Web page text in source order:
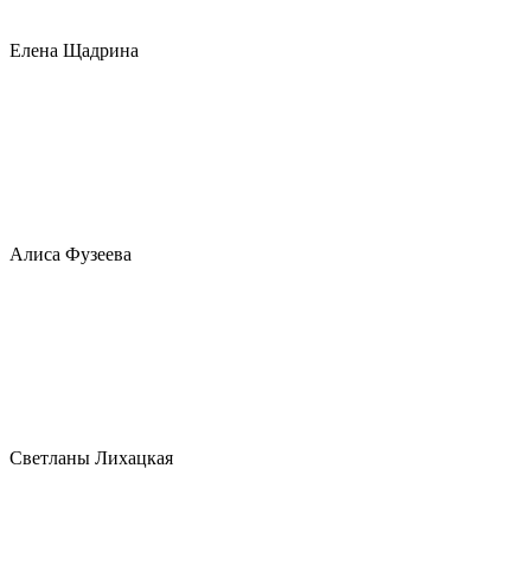
Елена Щадрина
Алиса Фузеева
Светланы Лихацкая